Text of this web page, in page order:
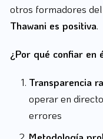
otros formadores
Thawani es positiva.
¿Por qué confiar en
Transparencia
operar en
errores